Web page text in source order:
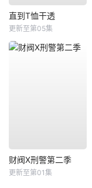
直到T恤干透
更新至第05集
财阀X刑警第二季
更新至第01集